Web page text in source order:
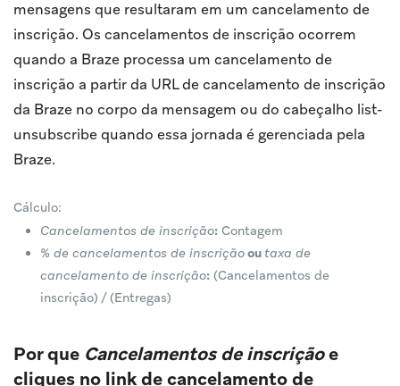
mensagens que resultaram em um cancelamento de
inscrição. Os cancelamentos de inscrição ocorrem
quando a Braze processa um cancelamento de
inscrição a partir da URL de cancelamento de inscrição
da Braze no corpo da mensagem ou do cabeçalho list-
unsubscribe quando essa jornada é gerenciada pela
Braze.
Cálculo:
Cancelamentos de inscrição: Contagem
% de cancelamentos de inscriçãoou taxa de
cancelamento de inscrição: (Cancelamentos de
inscrição) / (Entregas)
Por que Cancelamentos de inscriçãoe
cliques no link de cancelamento de